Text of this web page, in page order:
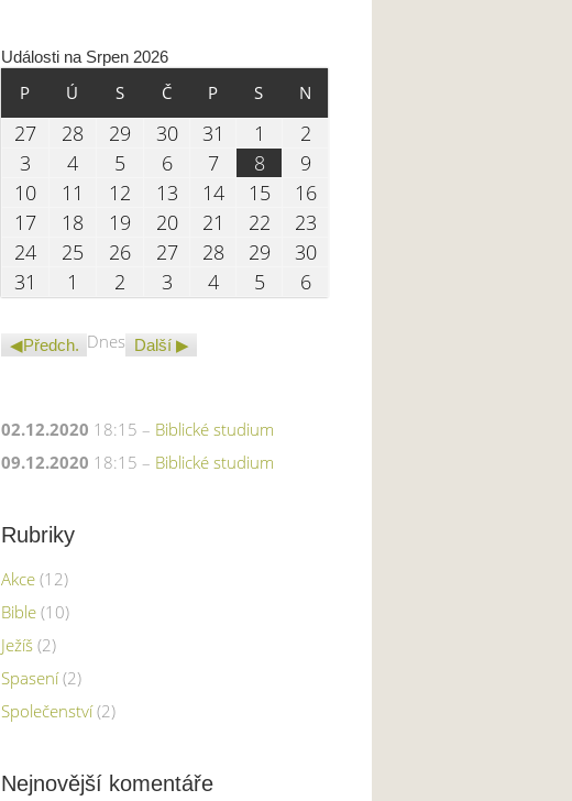
Události na Srpen 2026
PPONDĚLÍ
Ú ÚTERÝ
SSTŘEDA
ČČTVRTEK
PPÁTEK
SSOBOTA
NNEDĚLE
2727.07.2026
2828.07.2026
29 29.07.2026
3030.07.2026
31 31.07.2026
1 01.08.2026
202.08.2026
3 03.08.2026
404.08.2026
505.08.2026
606.08.2026
707.08.2026
808.08.2026
909.08.2026
1010.08.2026
11 11.08.2026
12 12.08.2026
1313.08.2026
1414.08.2026
1515.08.2026
1616.08.2026
1717.08.2026
1818.08.2026
19 19.08.2026
2020.08.2026
21 21.08.2026
2222.08.2026
2323.08.2026
2424.08.2026
2525.08.2026
2626.08.2026
2727.08.2026
2828.08.2026
2929.08.2026
3030.08.2026
31
31.08.2026
1 01.09.2026
2 02.09.2026
303.09.2026
404.09.2026
505.09.2026
606.09.2026
Předch. Dnes Další
02.12.2020 18:15 – Biblické studium
09.12.2020 18:15 – Biblické studium
Rubriky
Akce (12)
Bible (10)
Ježíš (2)
Spasení(2)
Společenství(2)
Nejnovější komentáře